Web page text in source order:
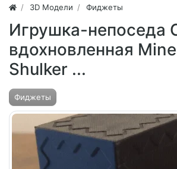
3D Модели Фиджеты
Игрушка-непоседа
вдохновленная
Shulker ...
Фиджеты